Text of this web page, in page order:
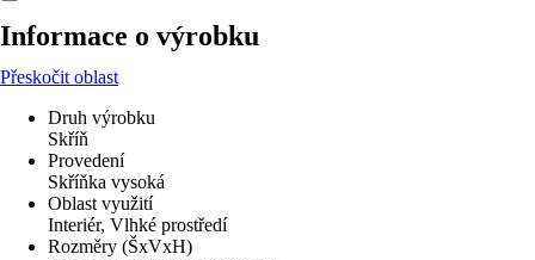
Informace o výrobku
Přeskočit oblast
Druh výrobku
Skříň
Provedení
Skříňka vysoká
Oblast využití
Interiér, Vlhké prostředí
Rozměry (ŠxVxH)